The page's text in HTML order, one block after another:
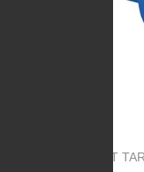
PP ÇIFT